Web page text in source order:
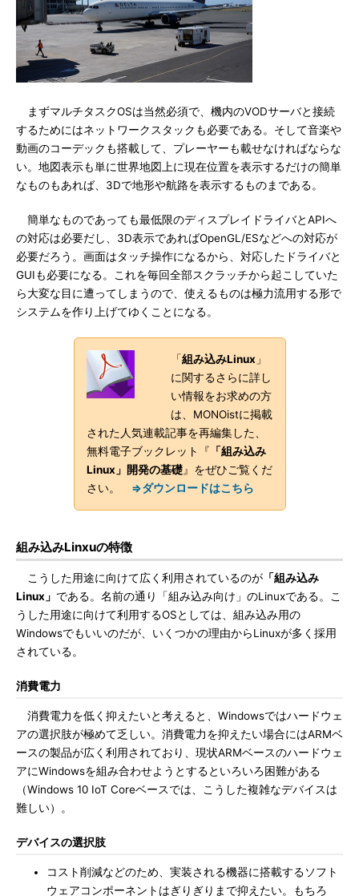
まずマルチタスクOSは当然必須で、機内のVODサーバと接続
するためにはネットワークスタックも必要である。そして音楽や
動画のコーデックも搭載して、プレーヤーも載せなければならな
い。地図表示も単に世界地図上に現在位置を表示するだけの簡単
なものもあれば、3Dで地形や航路を表示するものまである。
簡単なものであっても最低限のディスプレイドライバとAPIへ
の対応は必要だし、3D表示であればOpenGL/ESなどへの対応が
必要だろう。画面はタッチ操作になるから、対応したドライバと
GUIも必要になる。これを毎回全部スクラッチから起こしていた
ら大変な目に遭ってしまうので、使えるものは極力流用する形で
システムを作り上げてゆくことになる。
「組み込みLinux 」
に関するさらに詳し
い情報をお求めの方
は、MONOistに掲載
された人気連載記事を再編集した、
無料電子ブックレット『 「組み込み
Linux」開発の基礎』をぜひご覧くだ
さい。 ⇒ダウンロードはこちら
組み込みLinxuの特徴
こうした用途に向けて広く利用されているのが 「組み込み
Linux」 である。名前の通り「組み込み向け」のLinuxである。こ
うした用途に向けて利用するOSとしては、組み込み用の
Windowsでもいいのだが、いくつかの理由からLinuxが多く採用
されている。
消費電力
消費電力を低く抑えたいと考えると、Windowsではハードウェ
アの選択肢が極めて乏しい。消費電力を抑えたい場合にはARMベ
ースの製品が広く利用されており、現状ARMベースのハードウェ
アにWindowsを組み合わせようとするといろいろ困難がある
（Windows 10 IoT Coreベースでは、こうした複雑なデバイスは
難しい）。
デバイスの選択肢
コスト削減などのため、実装される機器に搭載するソフト
ウェアコンポーネントはぎりぎりまで抑えたい。もちろ